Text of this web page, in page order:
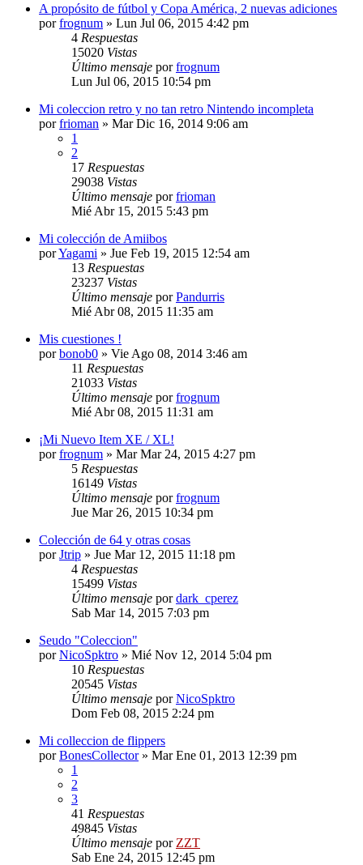
A propósito de fútbol y Copa América, 2 nuevas adiciones
porfrognum » Lun Jul 06, 2015 4:42 pm
4 Respuestas
15020 Vistas
Último mensaje porfrognum
Lun Jul 06, 2015 10:54 pm
Mi coleccion retro y no tan retro Nintendo incompleta
porfrioman » Mar Dic 16, 2014 9:06 am
1
2
17 Respuestas
29038 Vistas
Último mensaje porfrioman
Mié Abr 15, 2015 5:43 pm
Mi colección de Amiibos
porYagami » Jue Feb 19, 2015 12:54 am
13 Respuestas
23237 Vistas
Último mensaje porPandurris
Mié Abr 08, 2015 11:35 am
Mis cuestiones !
porbonob0 » Vie Ago 08, 2014 3:46 am
11 Respuestas
21033 Vistas
Último mensaje porfrognum
Mié Abr 08, 2015 11:31 am
¡Mi Nuevo Item XE / XL!
porfrognum » Mar Mar 24, 2015 4:27 pm
5 Respuestas
16149 Vistas
Último mensaje porfrognum
Jue Mar 26, 2015 10:34 pm
Colección de 64 y otras cosas
porJtrip » Jue Mar 12, 2015 11:18 pm
4 Respuestas
15499 Vistas
Último mensaje pordark_cperez
Sab Mar 14, 2015 7:03 pm
Seudo "Coleccion"
porNicoSpktro » Mié Nov 12, 2014 5:04 pm
10 Respuestas
20545 Vistas
Último mensaje porNicoSpktro
Dom Feb 08, 2015 2:24 pm
Mi colleccion de flippers
porBonesCollector» Mar Ene 01, 2013 12:39 pm
1
2
3
41 Respuestas
49845 Vistas
Último mensaje por ZZT
Sab Ene 24, 2015 12:45 pm